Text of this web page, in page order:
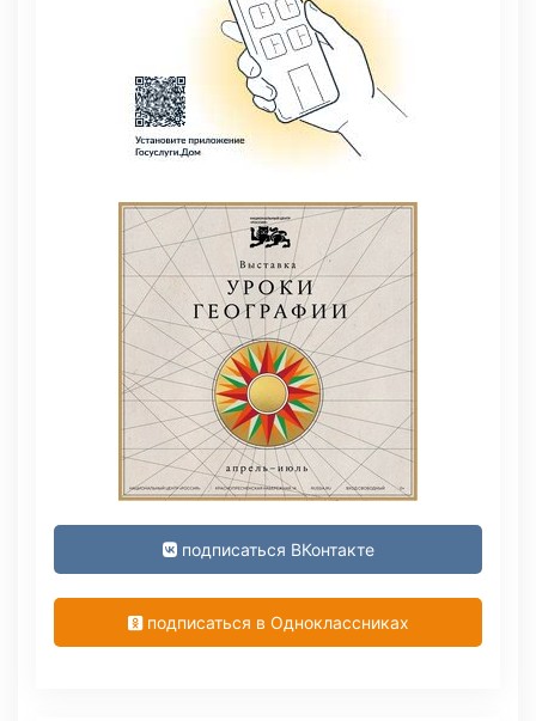
подписаться ВКонтакте
подписаться в Одноклассниках